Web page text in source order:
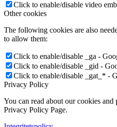
Click to enable/disable video
Other cookies
The following cookies are also
to allow them:
Click to enable/disable _ga -
Click to enable/disable _gid -
Click to enable/disable _gat_* -
Privacy Policy
You can read about our cookies
Privacy Policy Page.